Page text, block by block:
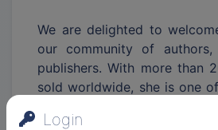
Login
We are delighted to
our community of authors,
publishers. With more than
sold worldwide, she is one